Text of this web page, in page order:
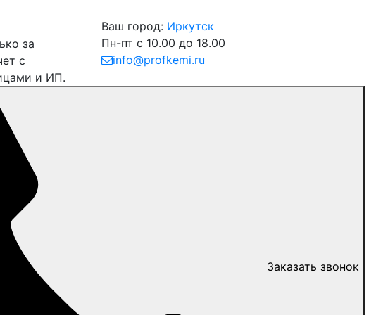
за
с
и ИП.
Ваш город: Иркутск
Пн-пт с 10.00 до 18.00
info@profkemi.ru
Заказать звонок